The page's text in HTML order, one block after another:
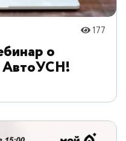
177
о
АвтоУСН!